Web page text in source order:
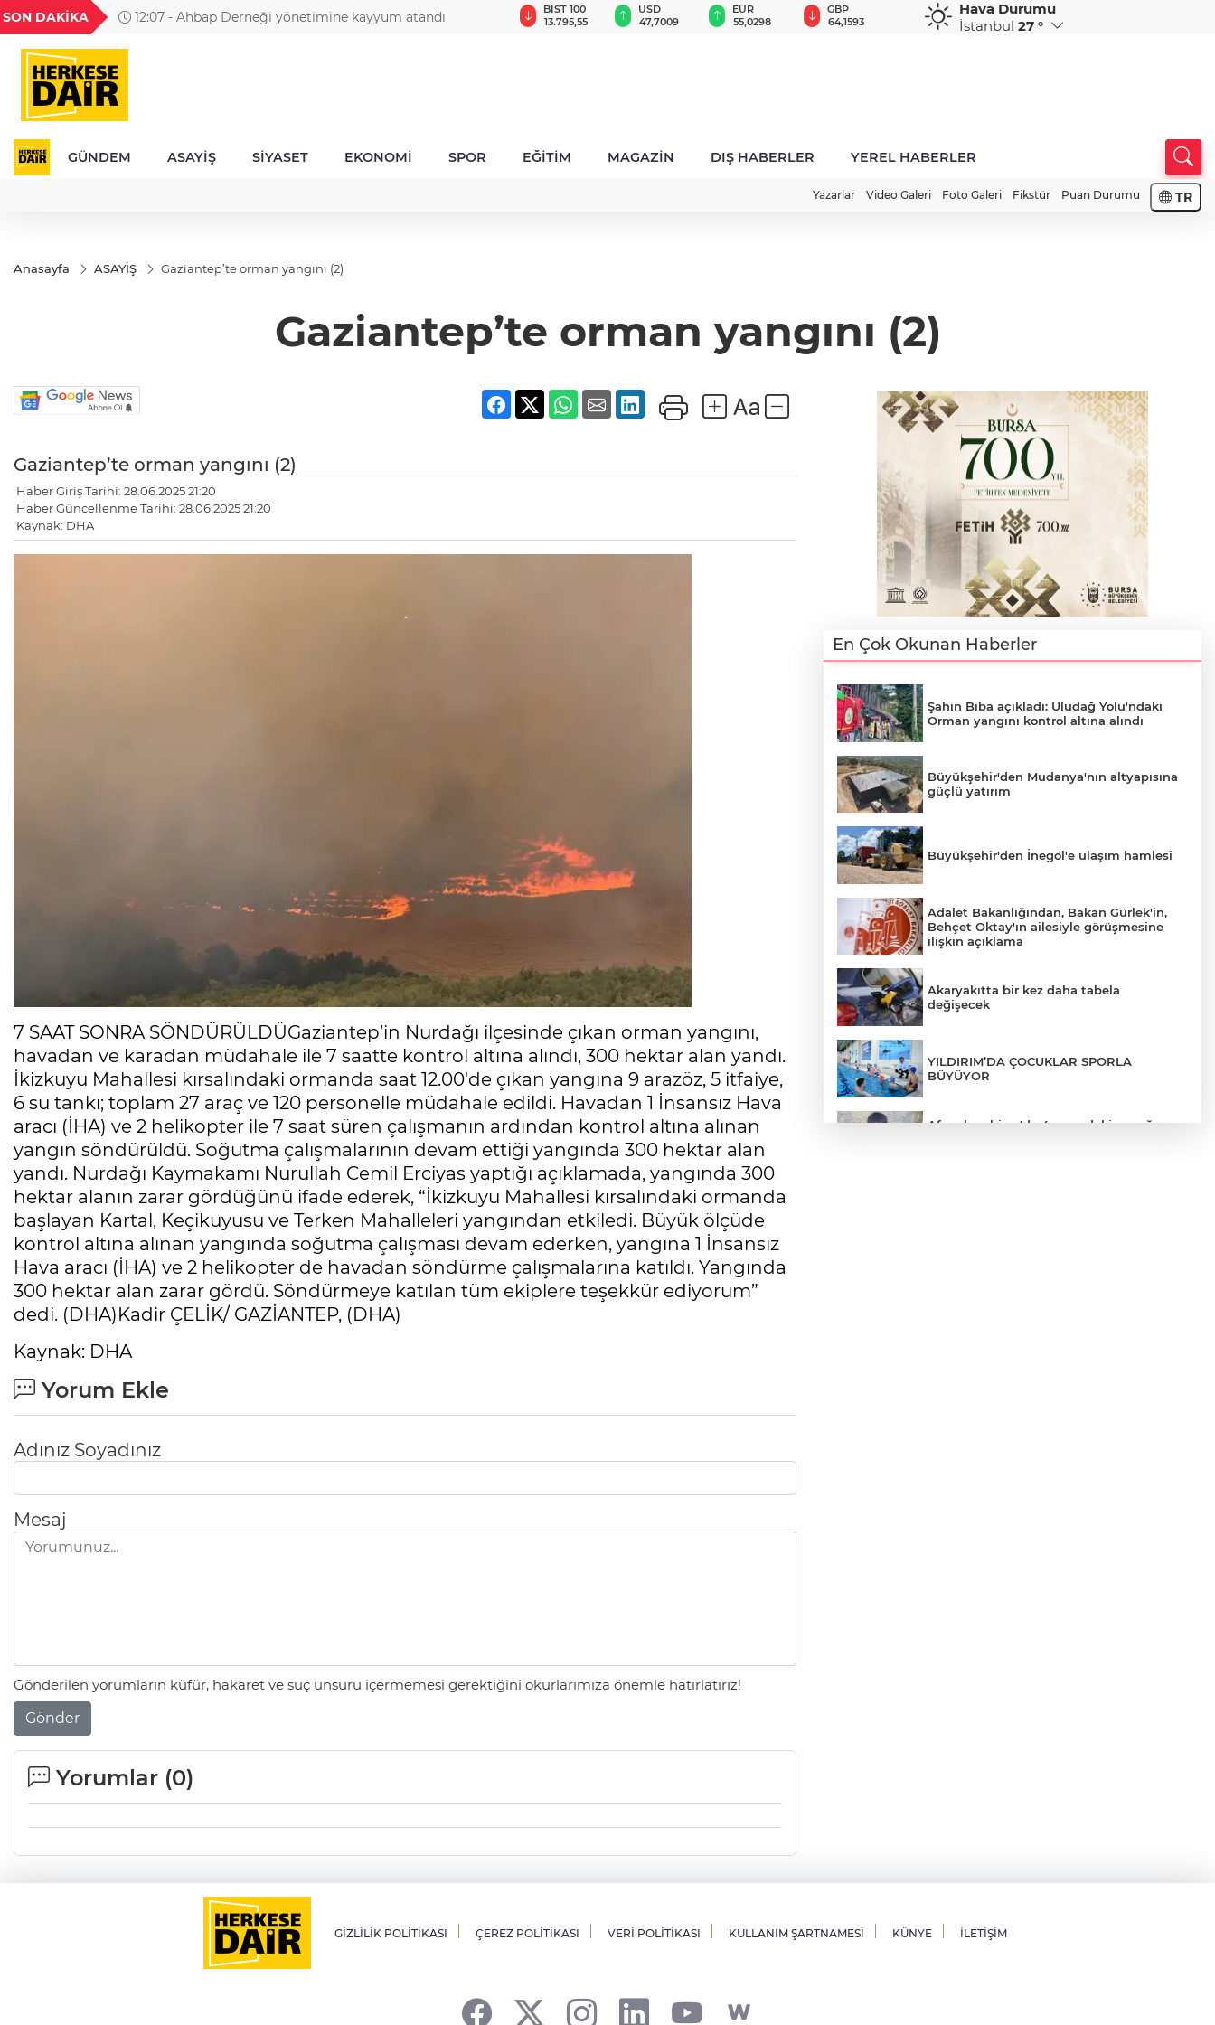
SON DAKİKA 12:07 - Ahbap Derneği yönetimine kayyum atandı
18,2413
TND
16,2358
BGN
27,9743
0,0018
BIST 100
13.795,55
USD
47,7009
EUR
55,0298
GBP
64,1593
CHF
58,8609
CAD
34,0235
Hava Durumu
İstanbul 27 °
GÜNDEM ASAYİŞ SİYASET EKONOMİ SPOR EĞİTİM MAGAZİN DIŞ HABERLER YEREL HABERLER
Yazarlar Video Galeri Foto Galeri Fikstür Puan Durumu TR
Anasayfa ASAYİŞ Gaziantep’te orman yangını (2)
Gaziantep’te orman yangını (2)
Gaziantep’te orman yangını (2)
Haber Giriş Tarihi: 28.06.2025 21:20
Haber Güncellenme Tarihi: 28.06.2025 21:20
Kaynak: DHA
7 SAAT SONRA SÖNDÜRÜLDÜGaziantep’in Nurdağı ilçesinde çıkan orman yangını,
havadan ve karadan müdahale ile 7 saatte kontrol altına alındı, 300 hektar alan yandı.
İkizkuyu Mahallesi kırsalındaki ormanda saat 12.00'de çıkan yangına 9 arazöz, 5 itfaiye,
6 su tankı; toplam 27 araç ve 120 personelle müdahale edildi. Havadan 1 İnsansız Hava
aracı (İHA) ve 2 helikopter ile 7 saat süren çalışmanın ardından kontrol altına alınan
yangın söndürüldü. Soğutma çalışmalarının devam ettiği yangında 300 hektar alan
yandı. Nurdağı Kaymakamı Nurullah Cemil Erciyas yaptığı açıklamada, yangında 300
hektar alanın zarar gördüğünü ifade ederek, “İkizkuyu Mahallesi kırsalındaki ormanda
başlayan Kartal, Keçikuyusu ve Terken Mahalleleri yangından etkiledi. Büyük ölçüde
kontrol altına alınan yangında soğutma çalışması devam ederken, yangına 1 İnsansız
Hava aracı (İHA) ve 2 helikopter de havadan söndürme çalışmalarına katıldı. Yangında
300 hektar alan zarar gördü. Söndürmeye katılan tüm ekiplere teşekkür ediyorum”
dedi. (DHA)Kadir ÇELİK/ GAZİANTEP, (DHA)
Kaynak: DHA
Yorum Ekle
Adınız Soyadınız
Mesaj
Gönderilen yorumların küfür, hakaret ve suç unsuru içermemesi gerektiğini okurlarımıza önemle hatırlatırız!
Gönder
Yorumlar (0)
En Çok Okunan Haberler
Şahin Biba açıkladı: Uludağ Yolu'ndaki
Orman yangını kontrol altına alındı
Büyükşehir'den Mudanya'nın altyapısına
güçlü yatırım
Büyükşehir'den İnegöl'e ulaşım hamlesi
Adalet Bakanlığından, Bakan Gürlek'in,
Behçet Oktay'ın ailesiyle görüşmesine
ilişkin açıklama
Akaryakıtta bir kez daha tabela
değişecek
YILDIRIM’DA ÇOCUKLAR SPORLA
BÜYÜYOR
Afyonkarahisar'da 4 yaşındaki çocuğun
GİZLİLİK POLİTİKASI ÇEREZ POLİTİKASI VERİ POLİTİKASI KULLANIM ŞARTNAMESİ KÜNYE İLETİŞİM